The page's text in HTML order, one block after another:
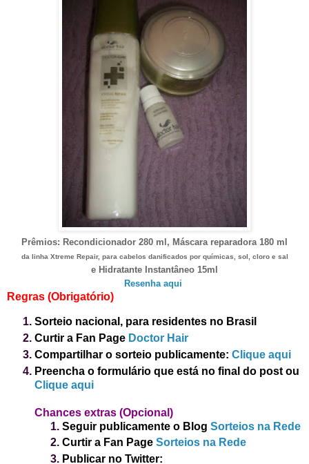
Prêmios: Recondicionador 280 ml, Máscara reparadora 180 ml
da linha Xtreme Repair, para cabelos danificados por químicas, sol, cloro e sal
e Hidratante Instantâneo 15ml
Resenha aqui
Regras (Obrigatório)
Sorteio nacional, para residentes no Brasil
Curtir a Fan Page Doctor Hair
Compartilhar o sorteio publicamente: Clique aqui
Preencha o formulário que está no final do post ou
Clique aqui
Chances extras (Opcional)
Seguir publicamente o Blog Sorteios na Rede
Curtir a Fan Page Sorteios na Rede
Publicar no Twitter: